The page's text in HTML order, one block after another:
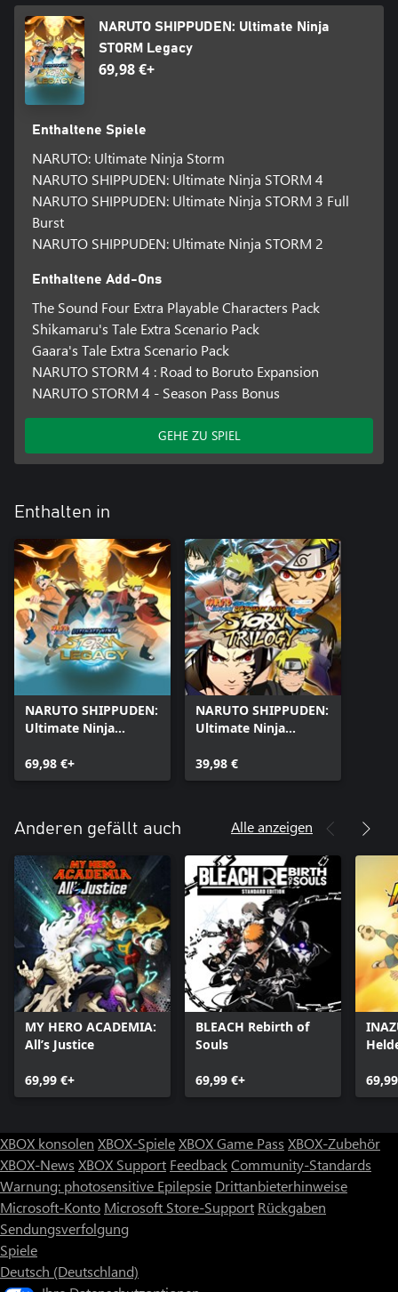
NARUTO SHIPPUDEN: Ultimate Ninja
STORM Legacy
69,98 €+
Enthaltene Spiele
NARUTO: Ultimate Ninja Storm
NARUTO SHIPPUDEN: Ultimate Ninja STORM 4
NARUTO SHIPPUDEN: Ultimate Ninja STORM 3 Full
Burst
NARUTO SHIPPUDEN: Ultimate Ninja STORM 2
Enthaltene Add-Ons
The Sound Four Extra Playable Characters Pack
Shikamaru's Tale Extra Scenario Pack
Gaara's Tale Extra Scenario Pack
NARUTO STORM 4 : Road to Boruto Expansion
NARUTO STORM 4 - Season Pass Bonus
GEHE ZU SPIEL
Enthalten in
NARUTO SHIPPUDEN:
Ultimate Ninja
69,98 €+
NARUTO SHIPPUDEN:
Ultimate Ninja
39,98 €
Anderen gefällt auch Alle anzeigen
MY HERO ACADEMIA:
All’s Justice
69,99 €+
BLEACH Rebirth of
Souls
69,99 €+
XBOX konsolen XBOX-SpieleXBOX Game Pass XBOX-Zubehör
XBOX-News XBOX Support FeedbackCommunity-Standards
Warnung: photosensitive Epilepsie Drittanbieterhinweise
Microsoft-Konto Microsoft Store-Support Rückgaben
Sendungsverfolgung
Spiele
Deutsch (Deutschland)